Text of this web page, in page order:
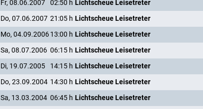
Fr, 08.06.2007 02:50 h Lichtscheue Leisetreter
Do, 07.06.2007 21:05 h Lichtscheue Leisetreter
Mo, 04.09.200613:00 h Lichtscheue Leisetreter
Sa, 08.07.2006 06:15 h Lichtscheue Leisetreter
Di, 19.07.2005 14:15 h Lichtscheue Leisetreter
Do, 23.09.2004 14:30 h Lichtscheue Leisetreter
Sa, 13.03.2004 06:45 h Lichtscheue Leisetreter